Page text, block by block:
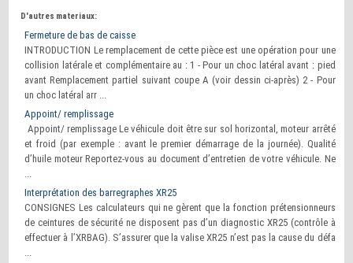
D'autres materiaux:
Fermeture de bas de caisse
INTRODUCTION Le remplacement de cette pièce est une opération pour une
collision latérale et complémentaire au : 1 - Pour un choc latéral avant : pied
avant Remplacement partiel suivant coupe A (voir dessin ci-après) 2 - Pour
un choc latéral arr ...
Appoint/ remplissage
Appoint/ remplissage Le véhicule doit être sur sol horizontal, moteur arrêté
et froid (par exemple : avant le premier démarrage de la journée). Qualité
d’huile moteur Reportez-vous au document d’entretien de votre véhicule. Ne
...
Interprétation des barregraphes XR25
CONSIGNES Les calculateurs qui ne gèrent que la fonction prétensionneurs
de ceintures de sécurité ne disposent pas d’un diagnostic XR25 (contrôle à
effectuer à l’XRBAG). S’assurer que la valise XR25 n’est pas la cause du défa
...